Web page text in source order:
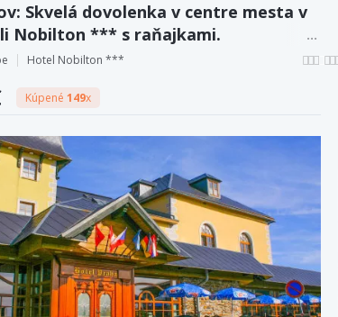
Skvelá dovolenka v centre mesta v
Nobilton *** s raňajkami.
Hotel Nobilton ***
Kúpené 149x